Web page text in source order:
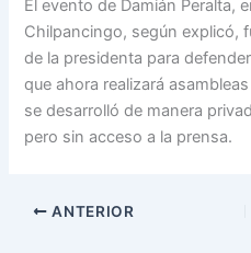
El evento de Damián Peralta,
Chilpancingo, según explicó,
de la presidenta para
que ahora realizará
se desarrolló de manera
pero sin acceso a la prensa.
ANTERIOR